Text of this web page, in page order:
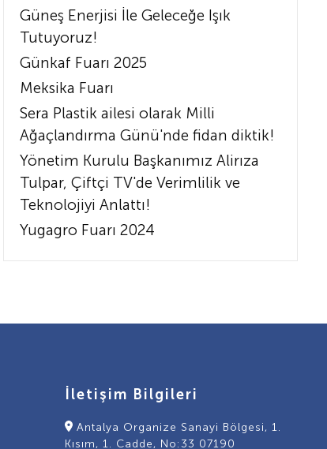
Güneş Enerjisi İle Geleceğe Işık
Tutuyoruz!
Günkaf Fuarı 2025
Meksika Fuarı
Sera Plastik ailesi olarak Milli
Ağaçlandırma Günü'nde fidan diktik!
Yönetim Kurulu Başkanımız Alirıza
Tulpar, Çiftçi TV'de Verimlilik ve
Teknolojiyi Anlattı!
Yugagro Fuarı 2024
İletişim Bilgileri
Antalya Organize Sanayi Bölgesi, 1.
Kısım, 1. Cadde, No:33 07190